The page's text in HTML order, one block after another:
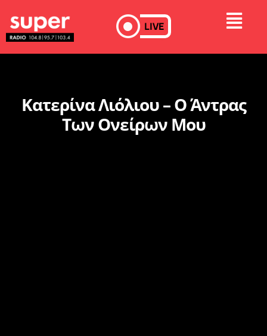
LIVE
Κατερίνα Λιόλιου – Ο Άντρας
Των Ονείρων Μου